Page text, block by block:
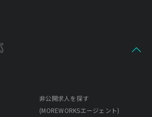
非公開求人を探す
(MOREWORKSエージェント)